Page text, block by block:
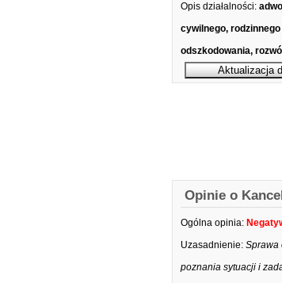
Opis działalności:
cywilnego,
odszkodowania,
Opinie o
Ogólna opinia:
Uzasadnienie: Sprawa
poznania sytuacji i